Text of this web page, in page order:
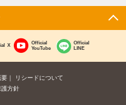
X
Official
YouTube
Official
LINE
要
リシードについて
方針